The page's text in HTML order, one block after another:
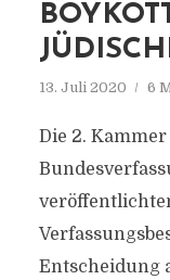
13. Juli 2020 6
Die 2. Kammer
Entscheidung